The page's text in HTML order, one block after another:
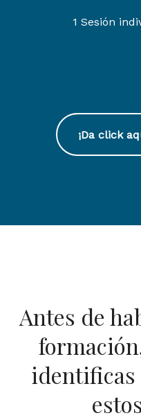
1 Sesión
¡Da click
Antes de
identificas